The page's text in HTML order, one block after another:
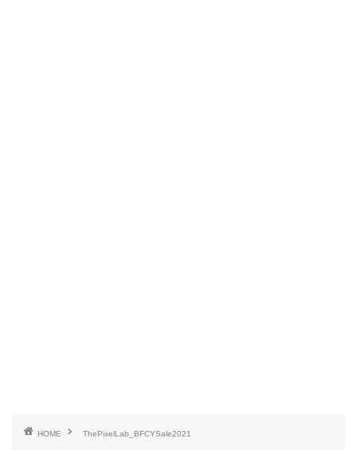
HOME ThePixelLab_BFCYSale2021